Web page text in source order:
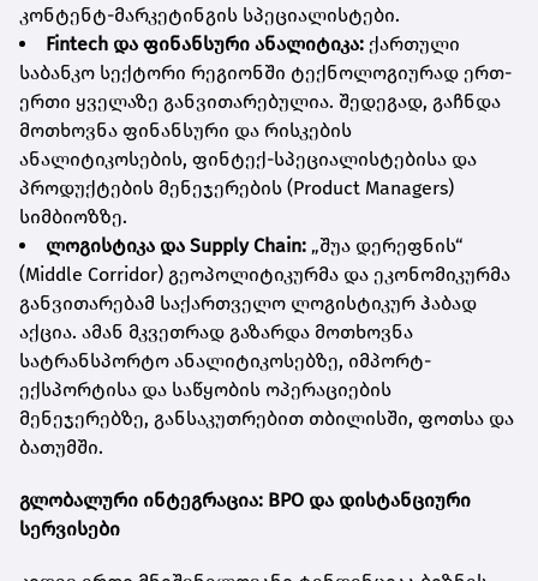
კონტენტ-მარკეტინგის სპეციალისტები.
Fintech და ფინანსური ანალიტიკა: ქართული
საბანკო სექტორი რეგიონში ტექნოლოგიურად ერთ-
ერთი ყველაზე განვითარებულია. შედეგად, გაჩნდა
მოთხოვნა ფინანსური და რისკების
ანალიტიკოსების, ფინტექ-სპეციალისტებისა და
პროდუქტების მენეჯერების (Product Managers)
სიმბიოზზე.
ლოგისტიკა და Supply Chain: „შუა დერეფნის“
(Middle Corridor) გეოპოლიტიკურმა და ეკონომიკურმა
განვითარებამ საქართველო ლოგისტიკურ ჰაბად
აქცია. ამან მკვეთრად გაზარდა მოთხოვნა
სატრანსპორტო ანალიტიკოსებზე, იმპორტ-
ექსპორტისა და საწყობის ოპერაციების
მენეჯერებზე, განსაკუთრებით თბილისში, ფოთსა და
ბათუმში.
გლობალური ინტეგრაცია: BPO და დისტანციური
სერვისები